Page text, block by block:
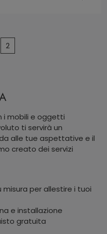
2
i mobili e oggetti
ti servirà un
alle tue aspettative e il
creato dei servizi
per allestire i tuoi
e installazione
gratuita